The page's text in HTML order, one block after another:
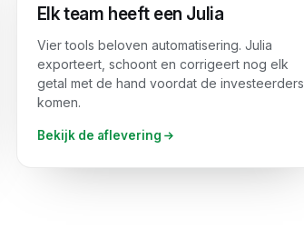
Elk team heeft een Julia
Vier tools beloven automatisering. Julia
exporteert, schoont en corrigeert nog elk
getal met de hand voordat de investeerders
komen.
Bekijk de aflevering